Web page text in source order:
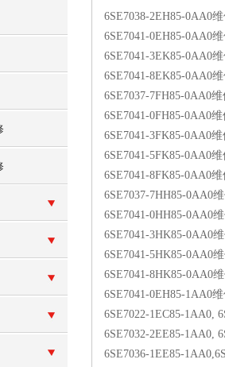
6SE7038-2EH85-0AA0
6SE7041-0EH85-0AA0
6SE7041-3EK85-0AA0
6SE7041-8EK85-0AA0
6SE7037-7FH85-0AA0
6SE7041-0FH85-0AA0
6SE7041-3FK85-0AA0维
6SE7041-5FK85-0AA0维
6SE7041-8FK85-0AA0维
6SE7037-7HH85-0AA0
6SE7041-0HH85-0AA0
6SE7041-3HK85-0AA0
6SE7041-5HK85-0AA0
6SE7041-8HK85-0AA0
6SE7041-0EH85-1AA0
6SE7022-1EC85-1AA0,
6SE7032-2EE85-1AA0,
6SE7036-1EE85-